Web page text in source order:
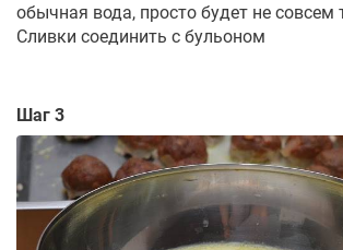
обычная вода, просто будет не совсем
Сливки соединить с бульоном
Шаг 3